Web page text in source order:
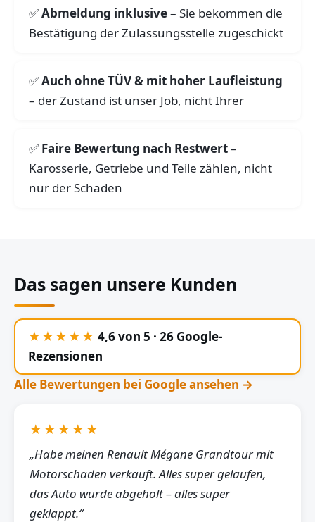
Abmeldung inklusive– Sie bekommen die
Bestätigung der Zulassungsstelle zugeschickt
Auch ohne TÜV & mit hoher Laufleistung
– der Zustand ist unser Job, nicht Ihrer
Faire Bewertung nach Restwert–
Karosserie, Getriebe und Teile zählen, nicht
nur der Schaden
Das sagen unsere Kunden
★★★★★ 4,6 von 5 · 26 Google-
Rezensionen
Alle Bewertungen bei Google ansehen →
★★★★★
„Habe meinen Renault Mégane Grandtour mit
Motorschaden verkauft. Alles super gelaufen,
das Auto wurde abgeholt – alles super
geklappt.“